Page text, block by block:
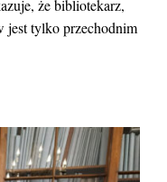
że bibliotekarz,
jest tylko przechodnim